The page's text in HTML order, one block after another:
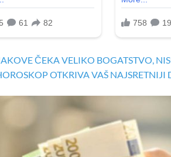
ČEKA VELIKO BOGATSTVO,
OTKRIVA VAŠ